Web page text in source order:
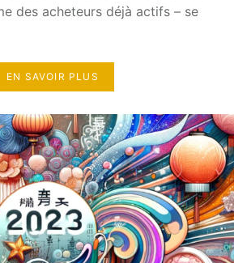
des acheteurs déjà actifs – se
EN SAVOIR PLUS